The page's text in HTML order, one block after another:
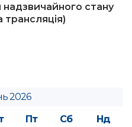
стану
трансляція)
2026
Пт Сб
Нд